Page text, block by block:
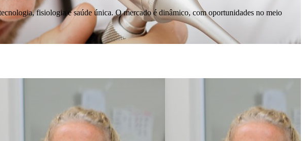
fisiologia e saúde única. O mercado é dinâmico, com oportunidades no meio